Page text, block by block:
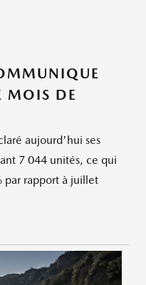
MOIS DE
aujourd'hui ses
7 044 unités, ce qui
par rapport à juillet